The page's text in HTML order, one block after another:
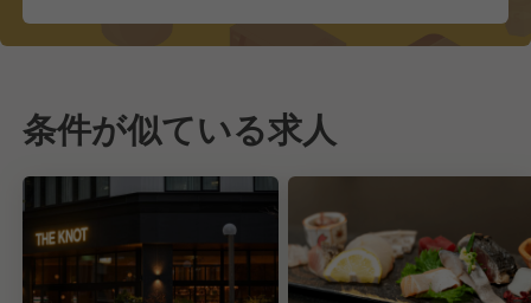
条件が似ている求人